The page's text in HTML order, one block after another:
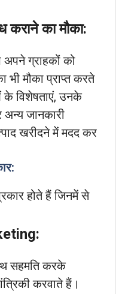
कराने का मौका:
ग्राहकों को
भी मौका प्राप्त करते
विशेषताएं, उनके
जानकारी
खरीदने में मदद कर
होते हैं जिनमें से
सहमति करके
करवाते हैं।